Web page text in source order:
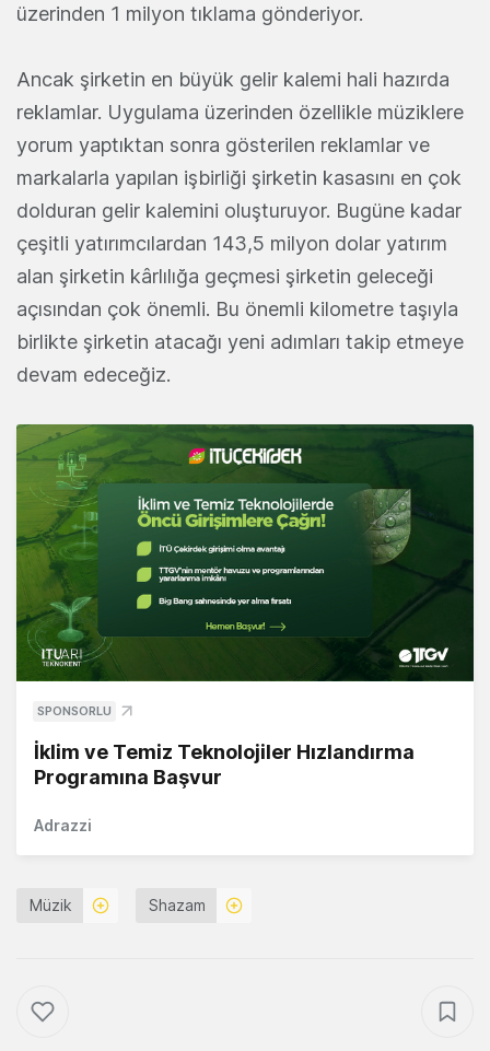
üzerinden 1 milyon tıklama gönderiyor.
Ancak şirketin en büyük gelir kalemi hali hazırda
reklamlar. Uygulama üzerinden özellikle müziklere
yorum yaptıktan sonra gösterilen reklamlar ve
markalarla yapılan işbirliği şirketin kasasını en çok
dolduran gelir kalemini oluşturuyor. Bugüne kadar
çeşitli yatırımcılardan 143,5 milyon dolar yatırım
alan şirketin kârlılığa geçmesi şirketin geleceği
açısından çok önemli. Bu önemli kilometre taşıyla
birlikte şirketin atacağı yeni adımları takip etmeye
devam edeceğiz.
SPONSORLU
İklim ve Temiz Teknolojiler Hızlandırma
Programına Başvur
Adrazzi
Müzik Shazam